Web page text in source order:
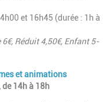
et 16h45 (durée : 1h à
Réduit 4,50€, Enfant 5-
et animations
14h à 18h